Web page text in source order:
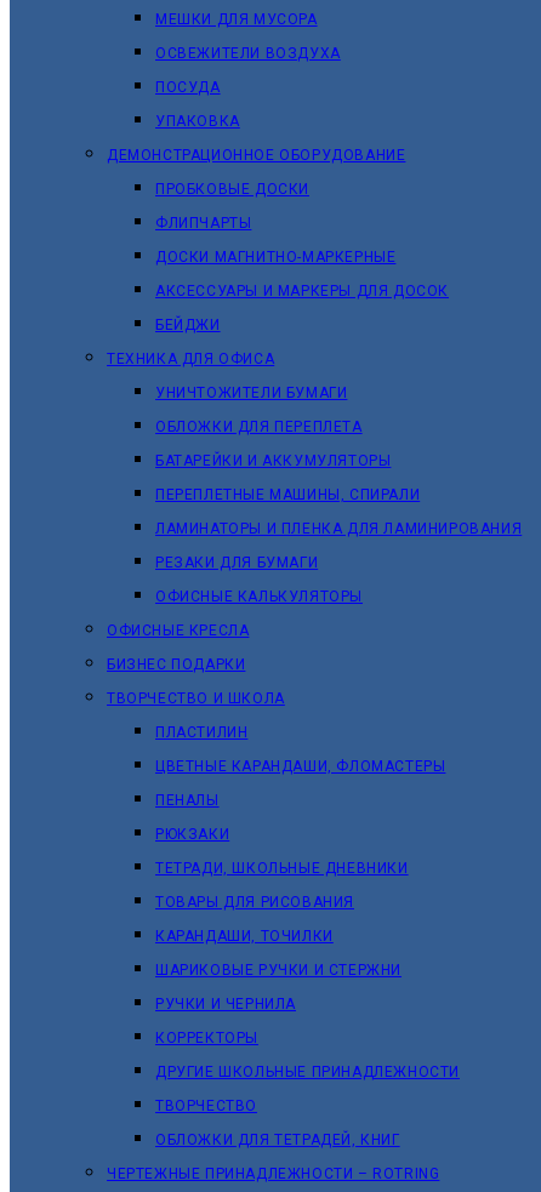
МЕШКИ ДЛЯ МУСОРА
ОСВЕЖИТЕЛИ ВОЗДУХА
ПОСУДА
УПАКОВКА
ДЕМОНСТРАЦИОННОЕ ОБОРУДОВАНИЕ
ПРОБКОВЫЕ ДОСКИ
ФЛИПЧАРТЫ
ДОСКИ МАГНИТНО-МАРКЕРНЫЕ
АКСЕССУАРЫ И МАРКЕРЫ ДЛЯ ДОСОК
БЕЙДЖИ
ТЕХНИКА ДЛЯ ОФИСА
УНИЧТОЖИТЕЛИ БУМАГИ
ОБЛОЖКИ ДЛЯ ПЕРЕПЛЕТА
БАТАРЕЙКИ И АККУМУЛЯТОРЫ
ПЕРЕПЛЕТНЫЕ МАШИНЫ, СПИРАЛИ
ЛАМИНАТОРЫ И ПЛЕНКА ДЛЯ ЛАМИНИРОВАНИЯ
РЕЗАКИ ДЛЯ БУМАГИ
ОФИСНЫЕ КАЛЬКУЛЯТОРЫ
ОФИСНЫЕ КРЕСЛА
БИЗНЕС ПОДАРКИ
ТВОРЧЕСТВО И ШКОЛА
ПЛАСТИЛИН
ЦВЕТНЫЕ КАРАНДАШИ, ФЛОМАСТЕРЫ
ПЕНАЛЫ
РЮКЗАКИ
ТЕТРАДИ, ШКОЛЬНЫЕ ДНЕВНИКИ
ТОВАРЫ ДЛЯ РИСОВАНИЯ
КАРАНДАШИ, ТОЧИЛКИ
ШАРИКОВЫЕ РУЧКИ И СТЕРЖНИ
РУЧКИ И ЧЕРНИЛА
КОРРЕКТОРЫ
ДРУГИЕ ШКОЛЬНЫЕ ПРИНАДЛЕЖНОСТИ
ТВОРЧЕСТВО
ОБЛОЖКИ ДЛЯ ТЕТРАДЕЙ, КНИГ
ЧЕРТЕЖНЫЕ ПРИНАДЛЕЖНОСТИ – ROTRING